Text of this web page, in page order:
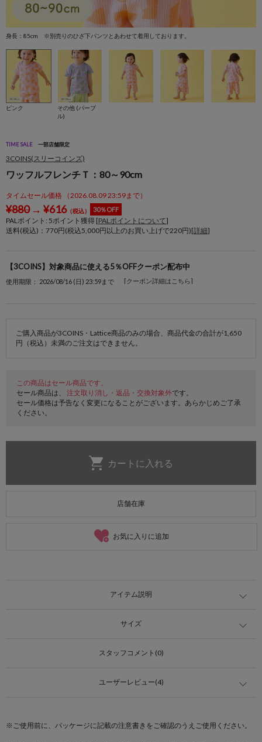
身長：85cm ※別売りのひざ下パンツとあわせて着用しております。
ピンク
その他 (パープ
ル)
TIME SALE 一部店舗限定
3COINS(スリーコインズ)
ワッフルフレンチＴ：80～90cm
タイムセール価格 （2026.08.09 23:59まで）
¥880→ ¥616（税込） 30％OFF
PALポイント: 5ポイント獲得 [PALポイントについて]
送料(税込)：770円(税込5,000円以上のお買い上げで220円)[詳細]
【3COINS】対象商品に使える5％OFFクーポン配布中
使用期限： 2026/08/16 (日) 23:59まで [クーポン詳細はこちら]
ご購入商品が3COINS・Lattice商品のみの場合、商品代金の合計が1,650
円（税込）未満のご注文はできません。
この商品はセール商品です。
セール商品は、 注文取り消し・返品・交換対象外です。
セール価格は予告なく変更になることがございます。あらかじめご了承
ください。
店舗在庫
お気に入りに追加
アイテム説明
サイズ
スタッフコメント(0)
ユーザーレビュー(4)
※ご使用前に、パッケージに記載の注意書きをご確認のうえご使用ください。